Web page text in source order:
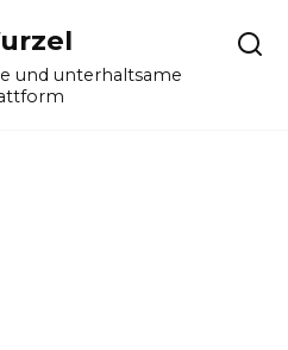
und unterhaltsame